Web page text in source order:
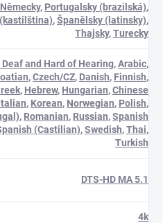
Německy, Portugalsky (brazilská),
,Španělsky (latinsky),
Thajsky,Turecky
and Hard of Hearing,Arabic,
,Czech/CZ, Danish, Finnish,
, Hebrew, Hungarian,Chinese
, Korean, Norwegian, Polish,
, Romanian, Russian,Spanish
(Castilian),Swedish,Thai,
Turkish
DTS-HD MA 5.1
4k